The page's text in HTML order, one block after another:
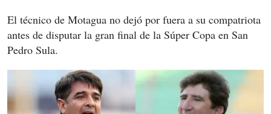
El técnico de Motagua no dejó por fuera a su compatriota
antes de disputar la gran final de la Súper Copa en San
Pedro Sula.